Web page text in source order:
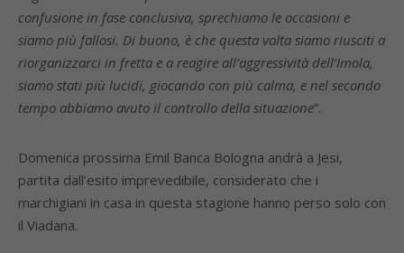
confusione in fase conclusiva, sprechiamo le occasioni e
siamo più fallosi. Di buono, è che questa volta siamo riusciti a
riorganizzarci in fretta e a reagire all’aggressività dell’Imola,
siamo stati più lucidi, giocando con più calma, e nel secondo
tempo abbiamo avuto il controllo della situazione”.
Domenica prossima Emil Banca Bologna andrà a Jesi,
partita dall’esito imprevedibile, considerato che i
marchigiani in casa in questa stagione hanno perso solo con
il Viadana.